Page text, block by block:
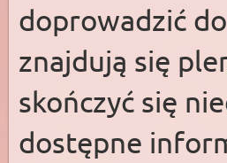
doprowadzić
znajdują się
skończyć się
dostępne